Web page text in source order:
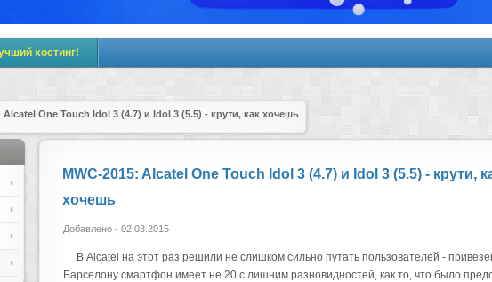
хостинг!
Alcatel One Touch Idol 3 (4.7) и Idol 3 (5.5) - крути, как хочешь
MWC-2015: Alcatel One Touch Idol 3 (4.7) и Idol 3 (5.5) - крути,
хочешь
Добавлено - 02.03.2015
В Alcatel на этот раз решили не слишком сильно путать пользователей -
Барселону смартфон имеет не 20 с лишним разновидностей, как то, что было